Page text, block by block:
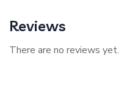
Reviews
There are no reviews yet.